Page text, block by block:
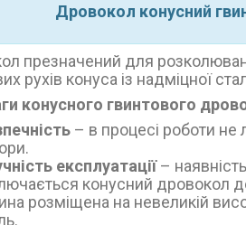
Дровокол конусний
презначений для
рухів конуса із надміцної
конусного гвинтового
– в процесі роботи не
експлуатації–
конусний дровокол
розміщена на невеликій